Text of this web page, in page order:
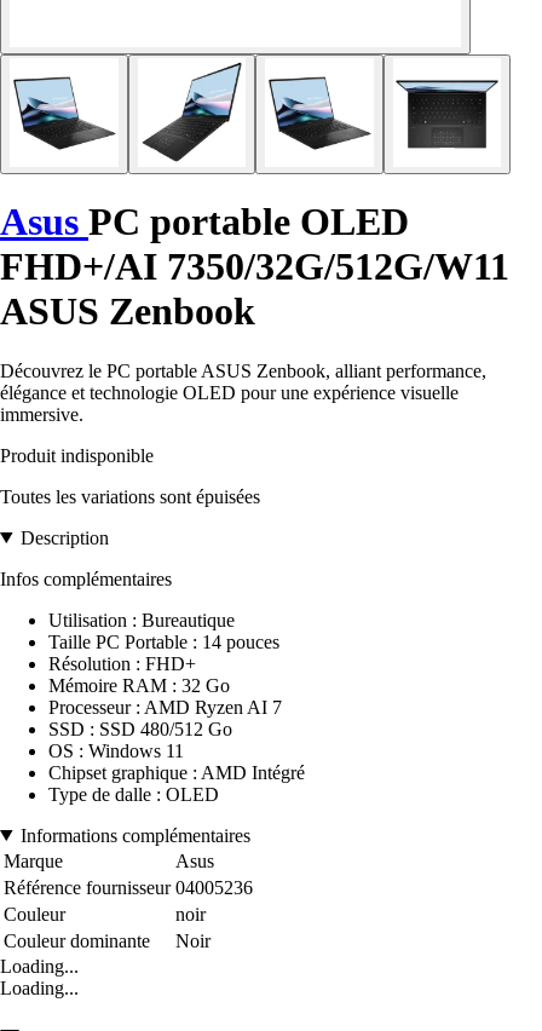
Asus PC portable OLED
FHD+/AI 7350/32G/512G/W11
ASUS Zenbook
Découvrez le PC portable ASUS Zenbook, alliant performance,
élégance et technologie OLED pour une expérience visuelle
immersive.
Produit indisponible
Toutes les variations sont épuisées
Description
Infos complémentaires
Utilisation : Bureautique
Taille PC Portable : 14 pouces
Résolution : FHD+
Mémoire RAM : 32 Go
Processeur : AMD Ryzen AI 7
SSD : SSD 480/512 Go
OS : Windows 11
Chipset graphique : AMD Intégré
Type de dalle : OLED
Informations complémentaires
Marque
Asus
Référence fournisseur 04005236
Couleur
noir
Couleur dominante
Noir
Loading...
Loading...